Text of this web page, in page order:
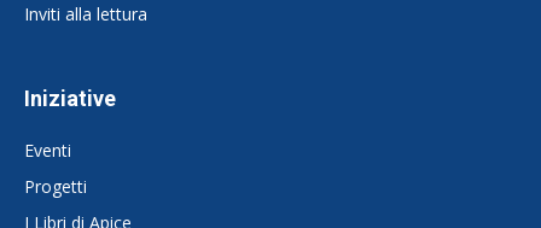
Inviti alla lettura
Iniziative
Eventi
Progetti
I Libri di Apice